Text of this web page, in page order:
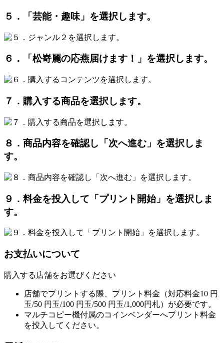
５．「芸能・趣味」を選択します。
６．「松嵜麗の応燕届けます！」を選択します。
７．購入する商品を選択します。
８．商品内容を確認し「次へ進む」を選択しま
す。
９．料金を投入して「プリント開始」を選択しま
す。
お支払いについて
購入する店舗をお選びください
店舗でプリントする際、プリント料金（対応料金10 円
玉/50 円玉/100 円玉/500 円玉/1,000円札）が必要です。
マルチコピー機付属のコインベンダーへプリント料金
を投入してください。